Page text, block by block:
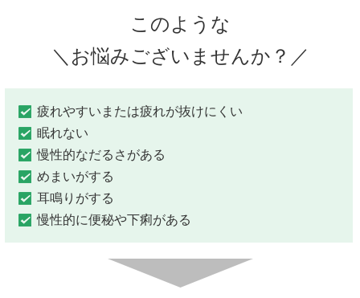
このような
＼お悩みございませんか？／
疲れやすいまたは疲れが抜けにくい
眠れない
慢性的なだるさがある
めまいがする
耳鳴りがする
慢性的に便秘や下痢がある